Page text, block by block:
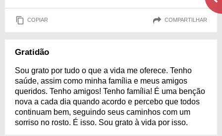
COPIAR COMPARTILHAR
Gratidão
Sou grato por tudo o que a vida me oferece. Tenho
saúde, assim como minha família e meus amigos
queridos. Tenho amigos! Tenho família! É uma benção
nova a cada dia quando acordo e percebo que todos
continuam bem, seguindo seus caminhos com um
sorriso no rosto. É isso. Sou grato à vida por isso.